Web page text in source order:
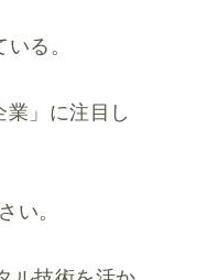
る。
」に注目し
い。